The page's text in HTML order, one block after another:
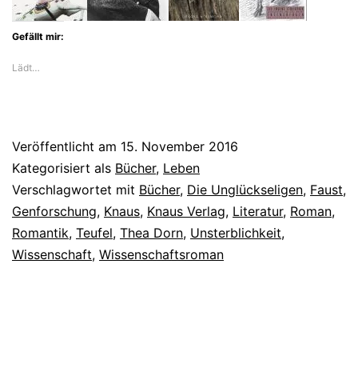
Unsterblichkeit
Gefällt mir:
Lädt…
Veröffentlicht am 15. November 2016
Kategorisiert als Bücher, Leben
Verschlagwortet mit Bücher, Die Unglückseligen, Faust,
Genforschung, Knaus, Knaus Verlag, Literatur, Roman,
Romantik, Teufel, Thea Dorn, Unsterblichkeit,
Wissenschaft, Wissenschaftsroman